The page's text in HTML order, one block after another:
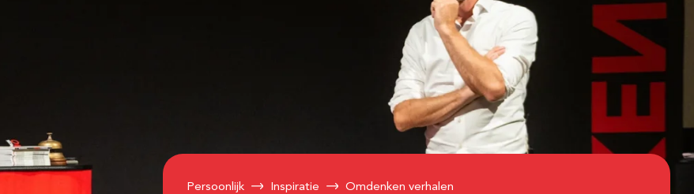
Persoonlijk Inspiratie Omdenken verhalen